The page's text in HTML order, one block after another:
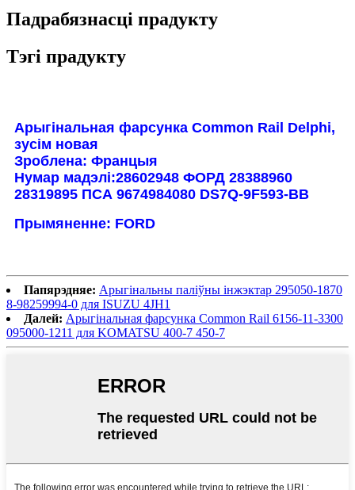
Падрабязнасці прадукту
Тэгі прадукту
Арыгінальная фарсунка Common Rail Delphi,
зусім новая
Зроблена: Францыя
Нумар мадэлі:28602948 ФОРД 28388960
28319895 ПСА 9674984080 DS7Q-9F593-BB
Прымяненне: FORD
Папярэдняе: Арыгінальны паліўны інжэктар 295050-1870
8-98259994-0 для ISUZU 4JH1
Далей: Арыгінальная фарсунка Common Rail 6156-11-3300
095000-1211 для KOMATSU 400-7 450-7